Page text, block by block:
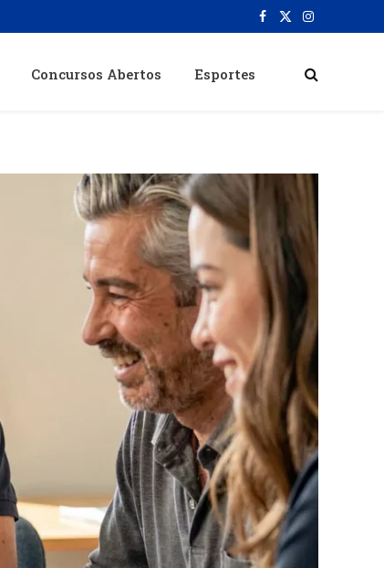
Facebook
X
Instagram
Concursos Abertos Esportes